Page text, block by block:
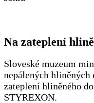
Na zateplení
Sloveské muzeum
nepálených
zateplení hliněného
STYREXON.